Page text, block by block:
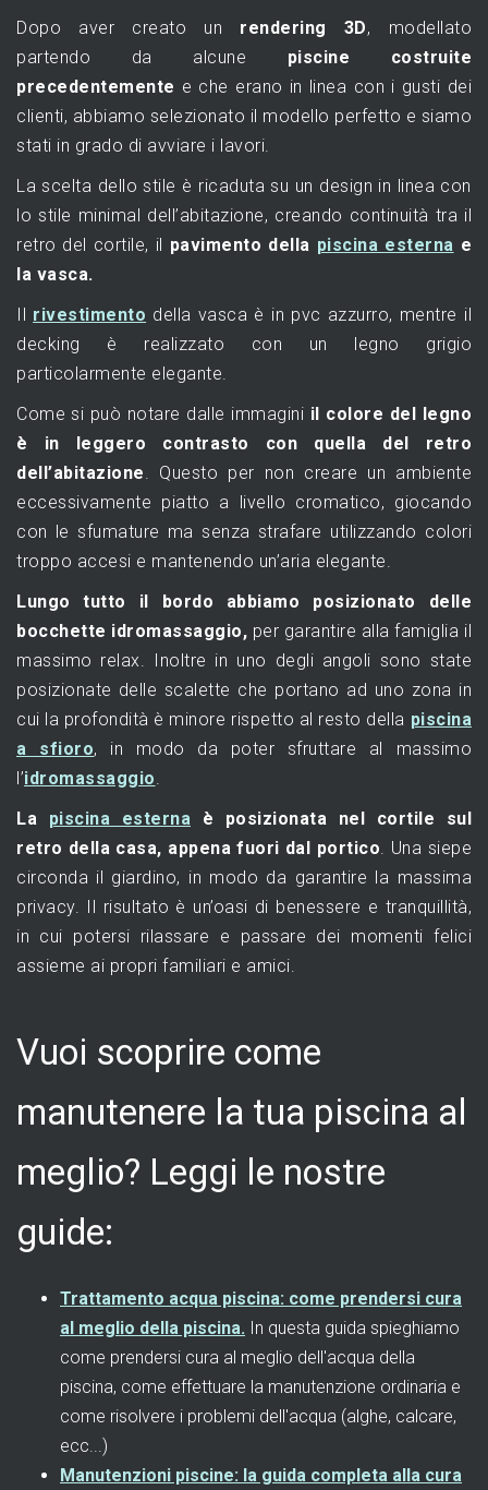
Dopo aver creato un rendering 3D, modellato
partendo da alcune piscine costruite
precedentemente e che erano in linea con i gusti dei
clienti, abbiamo selezionato il modello perfetto e siamo
stati in grado di avviare i lavori.
La scelta dello stile è ricaduta su un design in linea con
lo stile minimal dell’abitazione, creando continuità tra il
retro del cortile, il pavimento della piscina esterna e
la vasca.
Il rivestimento della vasca è in pvc azzurro, mentre il
decking è realizzato con un legno grigio
particolarmente elegante.
Come si può notare dalle immagini il colore del legno
è in leggero contrasto con quella del retro
dell’abitazione. Questo per non creare un ambiente
eccessivamente piatto a livello cromatico, giocando
con le sfumature ma senza strafare utilizzando colori
troppo accesi e mantenendo un’aria elegante.
Lungo tutto il bordo abbiamo posizionato delle
bocchette idromassaggio, per garantire alla famiglia il
massimo relax. Inoltre in uno degli angoli sono state
posizionate delle scalette che portano ad uno zona in
cui la profondità è minore rispetto al resto della piscina
a sfioro, in modo da poter sfruttare al massimo
l’idromassaggio.
La piscina esterna è posizionata nel cortile sul
retro della casa, appena fuori dal portico. Una siepe
circonda il giardino, in modo da garantire la massima
privacy. Il risultato è un’oasi di benessere e tranquillità,
in cui potersi rilassare e passare dei momenti felici
assieme ai propri familiari e amici.
Vuoi scoprire come
manutenere la tua piscina al
meglio? Leggi le nostre
guide:
Trattamento acqua piscina: come prendersi cura
al meglio della piscina. In questa guida spieghiamo
come prendersi cura al meglio dell'acqua della
piscina, come effettuare la manutenzione ordinaria e
come risolvere i problemi dell'acqua (alghe, calcare,
ecc...)
Manutenzioni piscine: la guida completa alla cura